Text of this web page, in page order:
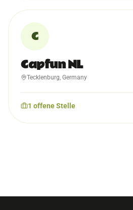
C
Capfun NL
Tecklenburg, Germany
1 offeneStelle